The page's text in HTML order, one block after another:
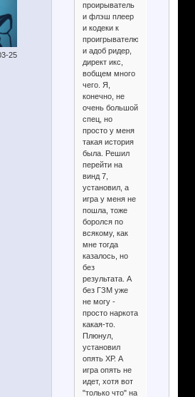
25
проирыватель
и флэш плеер
и кодеки к
проигрывателю
и адоб ридер,
директ икс,
вобщем много
чего. Я,
конечно, не
очень большой
спец, но
просто у меня
такая история
была. Решил
перейти на
винд 7,
установил, а
игра у меня не
пошла, тоже
боролся по
всякому, как
мне тогда
казалось, но
без
результата. А
без ГЗМ уже
не могу -
просто наркота
какая-то.
Плюнул,
установил
опять ХР. А
игра опять не
идет, хотя вот
"только что" на